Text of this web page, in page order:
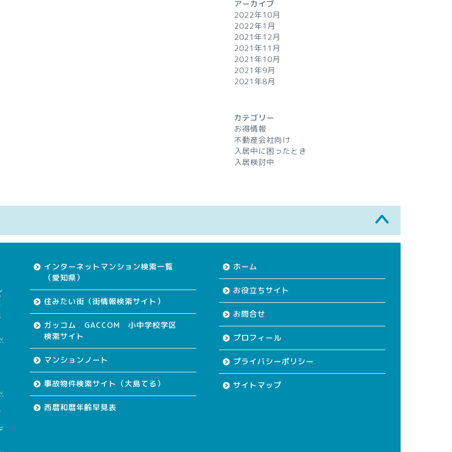
アーカイブ
2022年10月
2022年1月
2021年12月
2021年11月
2021年10月
2021年9月
2021年8月
カテゴリー
お得情報
不動産会社向け
入居中に困ったとき
入居検討中
インターネットマンション検索一覧
（愛知県）
住みたい街（街情報検索サイト）
ガッコム GACCOM 小中学校学区
検索サイト
マンションノート
事故物件検索サイト（大島てる）
西暦和暦年齢早見表
ホーム
お役立ちサイト
お問合せ
プロフィール
プライバシーポリシー
サイトマップ